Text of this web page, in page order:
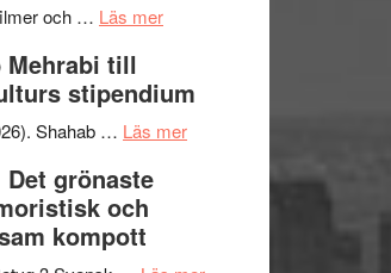
The
Files:
I
Want
Believe
–
Vrach
och … Läs merom
West
presenterar
Mehrabi till
stipendium
Shahab … Läs merom
grönaste
och
kompott